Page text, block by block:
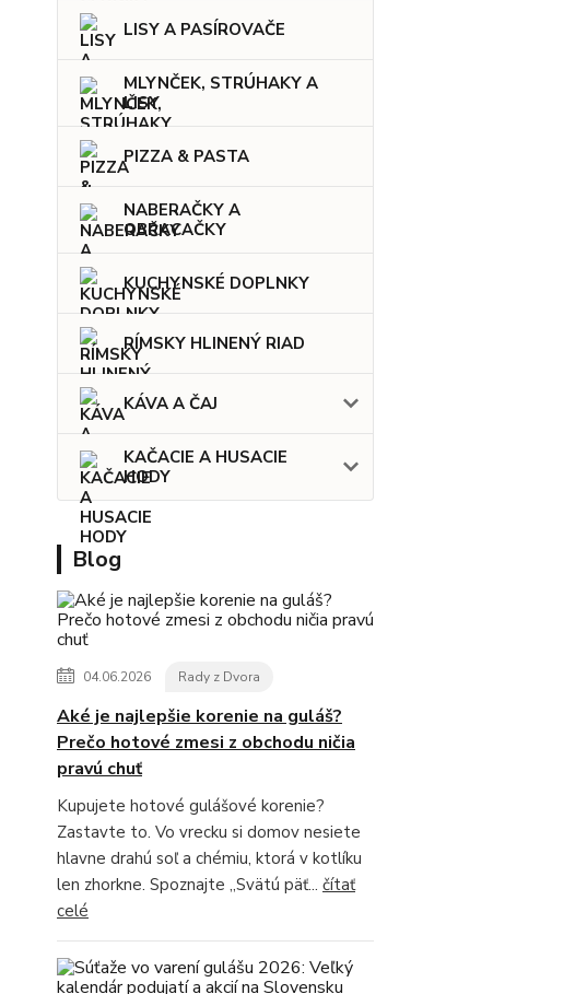
LISY A PASÍROVAČE
MLYNČEK, STRÚHAKY A
LISY
PIZZA & PASTA
NABERAČKY A
OBRACAČKY
KUCHYNSKÉ DOPLNKY
RÍMSKY HLINENÝ RIAD
KÁVA A ČAJ
KAČACIE A HUSACIE
HODY
Blog
04.06.2026 Rady z Dvora
Aké je najlepšie korenie na guláš?
Prečo hotové zmesi z obchodu ničia
pravú chuť
Kupujete hotové gulášové korenie?
Zastavte to. Vo vrecku si domov nesiete
hlavne drahú soľ a chémiu, ktorá v kotlíku
len zhorkne. Spoznajte „Svätú päť... čítať
celé